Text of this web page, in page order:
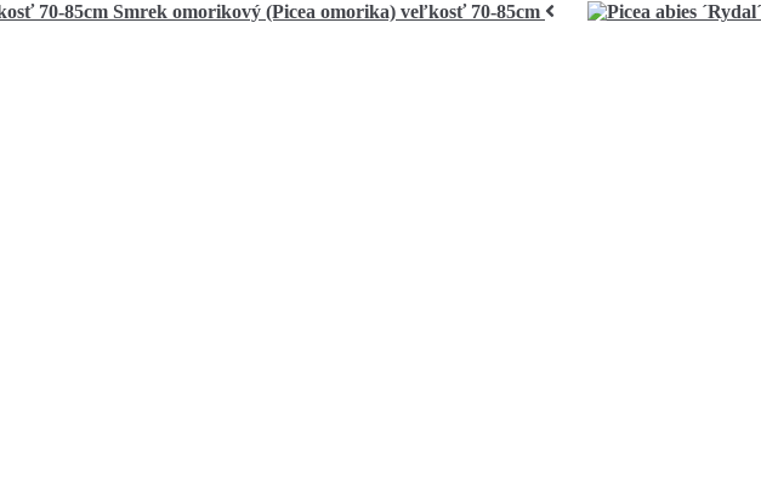
Smrek omorikový (Picea omorika) veľkosť 70-85cm